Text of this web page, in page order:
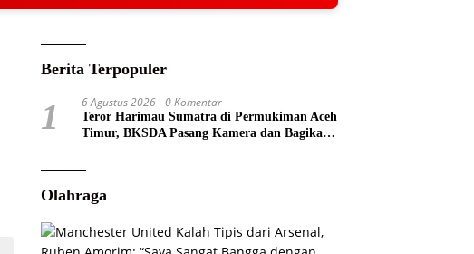
Berita Terpopuler
1 6 Agustus 2026 0 Komentar
Teror Harimau Sumatra di Permukiman Aceh
Timur, BKSDA Pasang Kamera dan Bagikan
Olahraga